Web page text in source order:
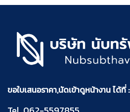
ดูแลรักษาง่าย Carpetsinter
ขอใบเสนอราคา,นัดเข้าดูหน้างาน ได้ที่ :